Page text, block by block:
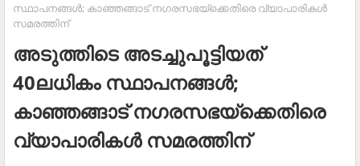
സ്ഥാപനങ്ങള്‍; കാഞ്ഞങ്ങാട് നഗരസഭയ്‌ക്കെതിരെ വ്യാപാരികള്‍
സമരത്തിന്
അടുത്തിടെ അടച്ചുപൂട്ടിയത്
40ലധികം സ്ഥാപനങ്ങള്‍;
കാഞ്ഞങ്ങാട് നഗരസഭയ്‌ക്കെതിരെ
വ്യാപാരികള്‍ സമരത്തിന്